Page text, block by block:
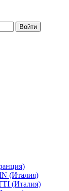
(Италия)
(Италия)